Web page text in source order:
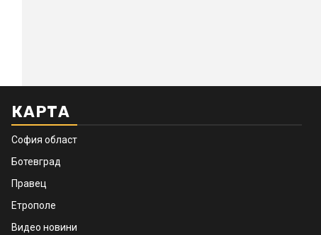
КАРТА
София област
Ботевград
Правец
Етрополе
Видео новини